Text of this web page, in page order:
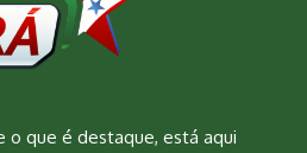
o que é destaque, está aqui